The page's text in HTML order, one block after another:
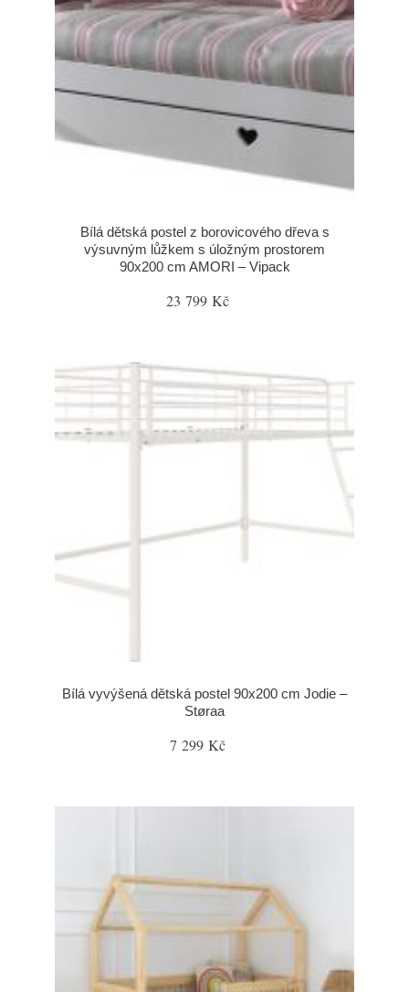
Bílá dětská postel z borovicového dřeva s
výsuvným lůžkem s úložným prostorem
90x200 cm AMORI – Vipack
23 799 Kč
Bílá vyvýšená dětská postel 90x200 cm Jodie –
Støraa
7 299 Kč